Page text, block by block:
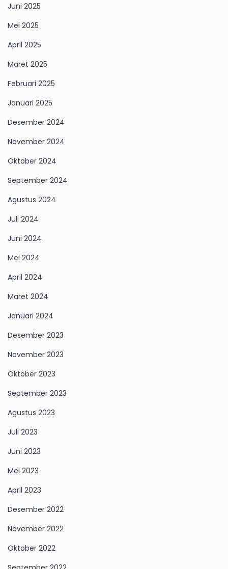
Juni 2025
Mei 2025
April 2025
Maret 2025
Februari 2025
Januari 2025
Desember 2024
November 2024
Oktober 2024
September 2024
Agustus 2024
Juli 2024
Juni 2024
Mei 2024
April 2024
Maret 2024
Januari 2024
Desember 2023
November 2023
Oktober 2023
September 2023
Agustus 2023
Juli 2023
Juni 2023
Mei 2023
April 2023
Desember 2022
November 2022
Oktober 2022